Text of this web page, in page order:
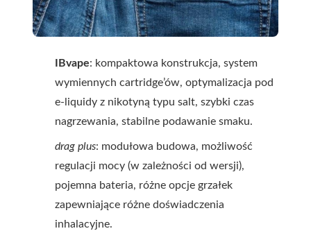
IBvape: kompaktowa konstrukcja, system
wymiennych cartridge’ów, optymalizacja pod
e-liquidy z nikotyną typu salt, szybki czas
nagrzewania, stabilne podawanie smaku.
drag plus: modułowa budowa, możliwość
regulacji mocy (w zależności od wersji),
pojemna bateria, różne opcje grzałek
zapewniające różne doświadczenia
inhalacyjne.